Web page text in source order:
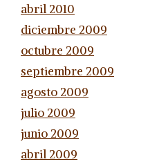
abril 2010
diciembre 2009
octubre 2009
septiembre 2009
agosto 2009
julio 2009
junio 2009
abril 2009